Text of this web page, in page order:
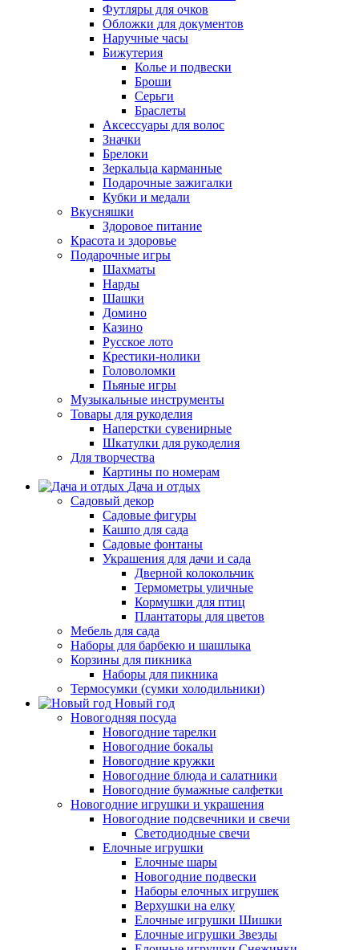
Футляры для очков
Обложки для документов
Наручные часы
Бижутерия
Колье и подвески
Броши
Серьги
Браслеты
Аксессуары для волос
Значки
Брелоки
Зеркальца карманные
Подарочные зажигалки
Кубки и медали
Вкусняшки
Здоровое питание
Красота и здоровье
Подарочные игры
Шахматы
Нарды
Шашки
Домино
Казино
Русское лото
Крестики-нолики
Головоломки
Пьяные игры
Музыкальные инструменты
Товары для рукоделия
Наперстки сувенирные
Шкатулки для рукоделия
Для творчества
Картины по номерам
Дача и отдых
Садовый декор
Садовые фигуры
Кашпо для сада
Садовые фонтаны
Украшения для дачи и сада
Дверной колокольчик
Термометры уличные
Кормушки для птиц
Плантаторы для цветов
Мебель для сада
Наборы для барбекю и шашлыка
Корзины для пикника
Наборы для пикника
Термосумки (сумки холодильники)
Новый год
Новогодняя посуда
Новогодние тарелки
Новогодние бокалы
Новогодние кружки
Новогодние блюда и салатники
Новогодние бумажные салфетки
Новогодние игрушки и украшения
Новогодние подсвечники и свечи
Светодиодные свечи
Елочные игрушки
Елочные шары
Новогодние подвески
Наборы елочных игрушек
Верхушки на елку
Елочные игрушки Шишки
Елочные игрушки Звезды